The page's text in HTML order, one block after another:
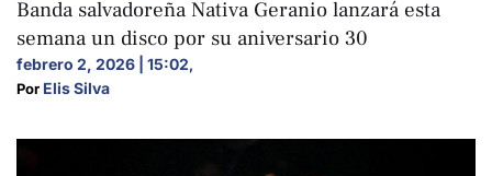
Banda salvadoreña Nativa Geranio lanzará esta
semana un disco por su aniversario 30
febrero 2, 2026 | 15:02,
Por Elis Silva